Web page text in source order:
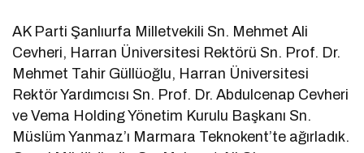
AK Parti Şanlıurfa Milletvekili Sn. Mehmet Ali
Cevheri, Harran Üniversitesi Rektörü Sn. Prof. Dr.
Mehmet Tahir Güllüoğlu, Harran Üniversitesi
Rektör Yardımcısı Sn. Prof. Dr. Abdulcenap Cevheri
ve Vema Holding Yönetim Kurulu Başkanı Sn.
Müslüm Yanmaz’ı Marmara Teknokent’te ağırladık.